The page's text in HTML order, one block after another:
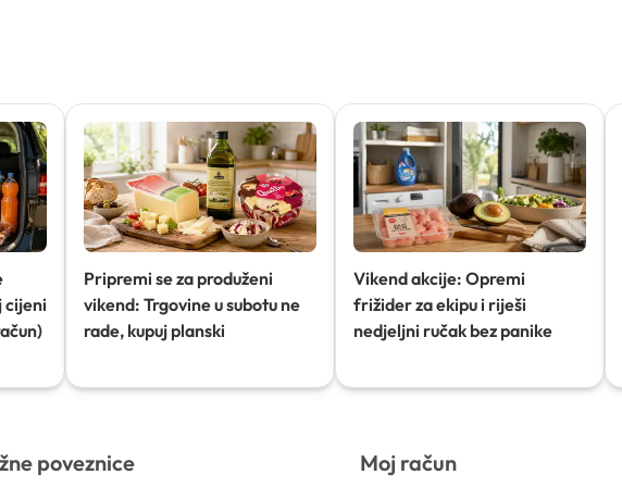
cijeni
Pripremi se za produženi
vikend: Trgovine u subotu ne
rade, kupuj planski
Vikend akcije: Opremi
frižider za ekipu i riješi
nedjeljni ručak bez panike
poveznice Moj račun